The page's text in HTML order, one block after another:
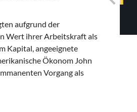
aufgrund der
Wert ihrer Arbeitskraft als
Kapital, angeeignete
Ökonom John
Vorgang als